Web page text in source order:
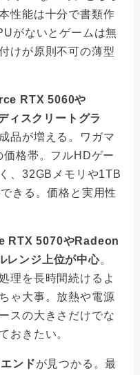
性能は十分で書類作
がないとゲームは無
けが原則不可の薄型
RTX 5060や
ィスクリートグラ
品が増える。ワガマ
格帯。フルHDゲー
、32GBメモリや1TB
きる。価格と実用性
RTX 5070やRadeon
レンジ上位が中心。
理を長時間続けるよ
ゃ大事。放熱や電源
スの大きさだけでな
おきたい。
ンドが見つかる。最